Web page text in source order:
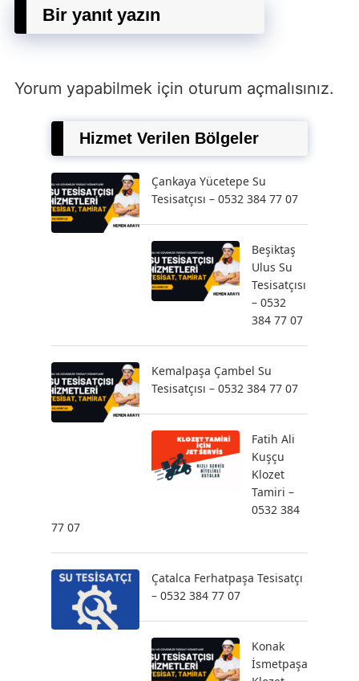
Bir yanıt yazın
Yorum yapabilmek için oturum açmalısınız.
Hizmet Verilen Bölgeler
Çankaya Yücetepe Su
Tesisatçısı – 0532 384 77 07
Beşiktaş
Ulus Su
Tesisatçısı
– 0532
384 77 07
Kemalpaşa Çambel Su
Tesisatçısı – 0532 384 77 07
Fatih Ali
Kuşçu
Klozet
Tamiri –
0532 384
77 07
Çatalca Ferhatpaşa Tesisatçı
– 0532 384 77 07
Konak
İsmetpaşa